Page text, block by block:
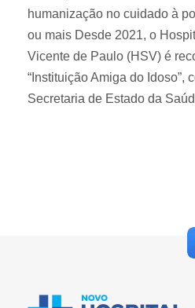
humanização no cuidado à
ou mais Desde 2021, o
Vicente de Paulo (HSV) é
“Instituição Amiga do Idoso”,
Secretaria de Estado da